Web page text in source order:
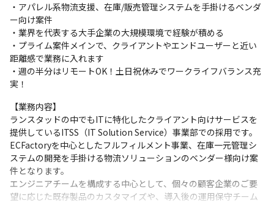
・アパレル系物流支援、在庫/販売管理システムを手掛けるベンダ
ー向け案件
・業界を代表する大手企業の大規模環境で経験が積める
・プライム案件メインで、クライアントやエンドユーザーと近い
距離感で業務に入れます
・週の半分はリモートOK！土日祝休みでワークライフバランス充
実！
【業務内容】
ランスタッドの中でもITに特化したクライアント向けサービスを
提供しているITSS（IT Solution Service）事業部での採用です。
ECFactoryを中心としたフルフィルメント事業、在庫一元管理シ
ステムの開発を手掛ける物流ソリューションのベンダー様向け案
件となります。
エンジニアチームを構成する中心として、個々の顧客企業のご要
望に応じた既存製品のカスタマイズや、導入後の運用保守チーム